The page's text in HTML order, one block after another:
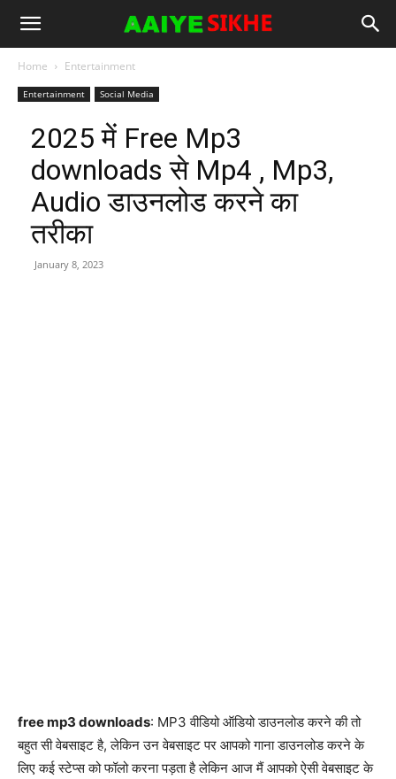
Home Entertainment
Entertainment Social Media
2025 में Free Mp3
downloads से Mp4 , Mp3,
Audio डाउनलोड करने का
तरीका
January 8, 2023
free mp3 downloads: MP3 वीडियो ऑडियो डाउनलोड करने की तो
बहुत सी वेबसाइट है, लेकिन उन वेबसाइट पर आपको गाना डाउनलोड करने के
लिए कई स्टेप्स को फॉलो करना पड़ता है लेकिन आज मैं आपको ऐसी वेबसाइट के